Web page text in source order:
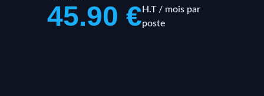
45.90 € H.T / mois par
poste